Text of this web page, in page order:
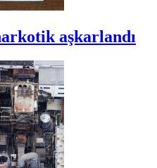
aşkarlandı